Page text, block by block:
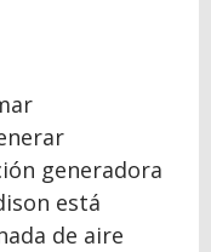
generadora
está
de aire